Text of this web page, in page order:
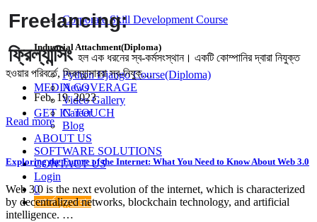
Corporate Skill Development Course
Industrial Attachment(Diploma)
Python Django Course(Diploma)
MEDIA COVERAGE
News
Video Gallery
GET IN TOUCH
Career
Blog
ABOUT US
SOFTWARE SOLUTIONS
CONTACT US
Login
0
কোর্সে যুক্তহোন
Freelancing:
ফ্রিল্যান্সিংহল এক ধরনের স্ব-কর্মসংস্থান। একটি কোম্পানির দ্বারা নিযুক্ত
হওয়ার পরিবর্তে, ফ্রিল্যান্সাররা স্ব-নিযুক্…
Feb. 19, 2023
Read more
Exploring the Future of the Internet: What You Need to Know About Web 3.0
Web 3.0 is the next evolution of the internet, which is characterized
by decentralized networks, blockchain technology, and artificial
intelligence. …